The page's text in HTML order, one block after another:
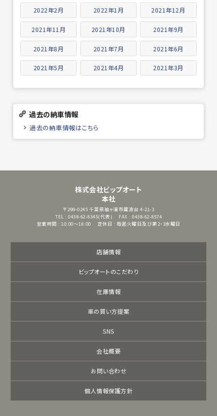
2022年2月 2022年1月 2021年12月
2021年11月 2021年10月 2021年9月
2021年8月 2021年7月 2021年6月
2021年5月 2021年4月 2021年3月
過去の納車情報
過去の納車情報はこちら
株式会社ビップオート
本社
〒299-0245 千葉県袖ヶ浦市蔵波台 4-21-3
TEL : 0438-62-8345(代表)
FAX : 0438-62-8574
営業時間 : 10:00～18:00
定休日 : 毎週火曜日及び第2・3水曜日
店舗情報
ビップオートのこだわり
在庫情報
車の買い方提案
SNS
会社概要
お問い合わせ
個人情報保護方針